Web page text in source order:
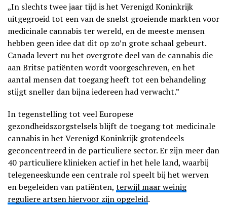
„In slechts twee jaar tijd is het Verenigd Koninkrijk
uitgegroeid tot een van de snelst groeiende markten voor
medicinale cannabis ter wereld, en de meeste mensen
hebben geen idee dat dit op zo’n grote schaal gebeurt.
Canada levert nu het overgrote deel van de cannabis die
aan Britse patiënten wordt voorgeschreven, en het
aantal mensen dat toegang heeft tot een behandeling
stijgt sneller dan bijna iedereen had verwacht.”
In tegenstelling tot veel Europese
gezondheidszorgstelsels blijft de toegang tot medicinale
cannabis in het Verenigd Koninkrijk grotendeels
geconcentreerd in de particuliere sector. Er zijn meer dan
40 particuliere klinieken actief in het hele land, waarbij
telegeneeskunde een centrale rol speelt bij het werven
en begeleiden van patiënten, terwijl maar weinig
reguliere artsen hiervoor zijn opgeleid.